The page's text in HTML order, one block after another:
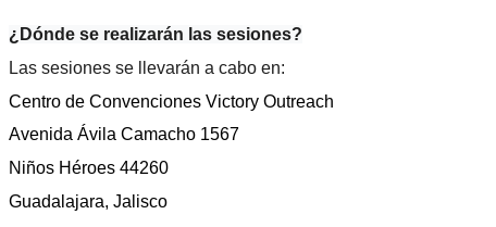
¿Dónde se realizarán las sesiones?
Las sesiones se llevarán a cabo en:
Centro de Convenciones Victory Outreach
Avenida Ávila Camacho 1567
Niños Héroes 44260
Guadalajara, Jalisco